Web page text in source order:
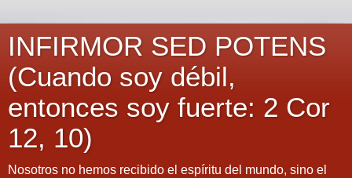
INFIRMOR SED POTENS
(Cuando soy débil,
entonces soy fuerte: 2 Cor
12, 10)
Nosotros no hemos recibido el espíritu del mundo, sino el